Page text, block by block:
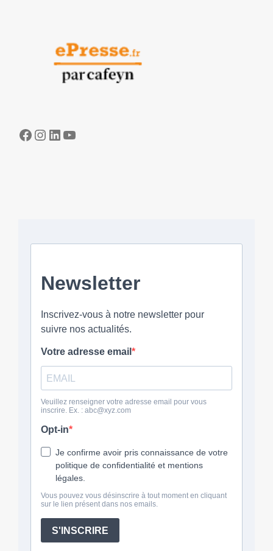
Facebook
Instagram
LinkedIn
YouTube